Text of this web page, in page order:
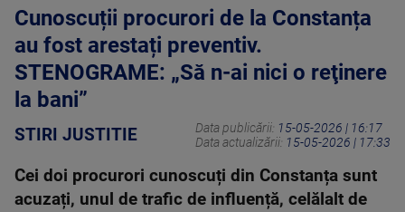
Cunoscuții procurori de la Constanța
au fost arestați preventiv.
STENOGRAME: „Să n-ai nici o reţinere
la bani”
STIRI JUSTITIE Data publicării: 15-05-2026 | 16:17
Data actualizării: 15-05-2026 | 17:33
Cei doi procurori cunoscuți din Constanța sunt
acuzați, unul de trafic de influență, celălalt de